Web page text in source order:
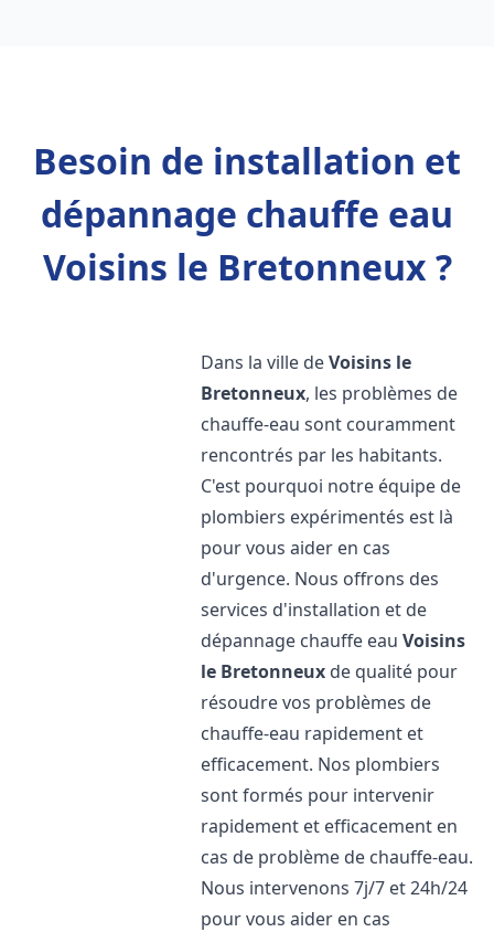
Besoin de installation et
dépannage chauffe eau
Voisins le Bretonneux ?
Dans la ville deVoisins le
Bretonneux, les problèmes de
chauffe-eau sont couramment
rencontrés par les habitants.
C'est pourquoi notre équipe de
plombiers expérimentés est là
pour vous aider en cas
d'urgence. Nous offrons des
services d'installation et de
dépannage chauffe eauVoisins
le Bretonneux de qualité pour
résoudre vos problèmes de
chauffe-eau rapidement et
efficacement. Nos plombiers
sont formés pour intervenir
rapidement et efficacement en
cas de problème de chauffe-eau.
Nous intervenons 7j/7 et 24h/24
pour vous aider en cas